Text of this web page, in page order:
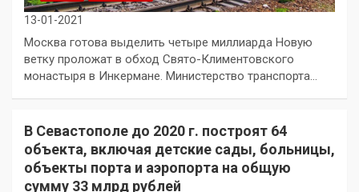
13-01-2021
Москва готова выделить четыре миллиарда Новую
ветку проложат в обход Свято-Климентовского
монастыря в Инкермане. Министерство транспорта…
В Севастополе до 2020 г. построят 64
объекта, включая детские сады, больницы,
объекты порта и аэропорта на общую
сумму 33 млрд рублей